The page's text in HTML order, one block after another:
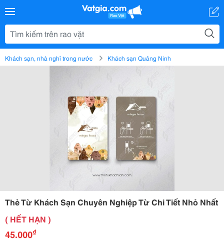
Khách sạn, nhà nghỉ trong nước Khách sạn Quảng Ninh
Thẻ Từ Khách Sạn Chuyên Nghiệp Từ Chi Tiết Nhỏ Nhất
( HẾT HẠN )
45.000₫